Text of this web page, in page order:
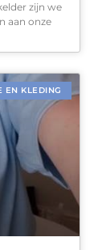
zijn we
aan onze
EN KLEDING